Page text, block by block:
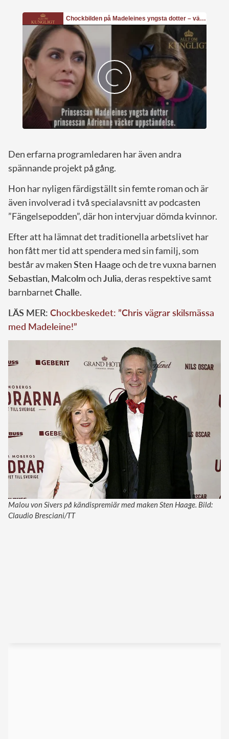
Den erfarna programledaren har även andra
spännande projekt på gång.
Hon har nyligen färdigställt sin femte roman och är
även involverad i två specialavsnitt av podcasten
”Fängelsepodden”, där hon intervjuar dömda kvinnor.
Efter att ha lämnat det traditionella arbetslivet har
hon fått mer tid att spendera med sin familj, som
består av makenSten Haageoch de tre vuxna barnen
Sebastian, MalcolmochJulia, deras respektive samt
barnbarnetChalle.
LÄS MER: Chockbeskedet: ”Chris vägrar skilsmässa
med Madeleine!”
Malou von Sivers på kändispremiär med maken Sten Haage. Bild:
Claudio Bresciani/TT